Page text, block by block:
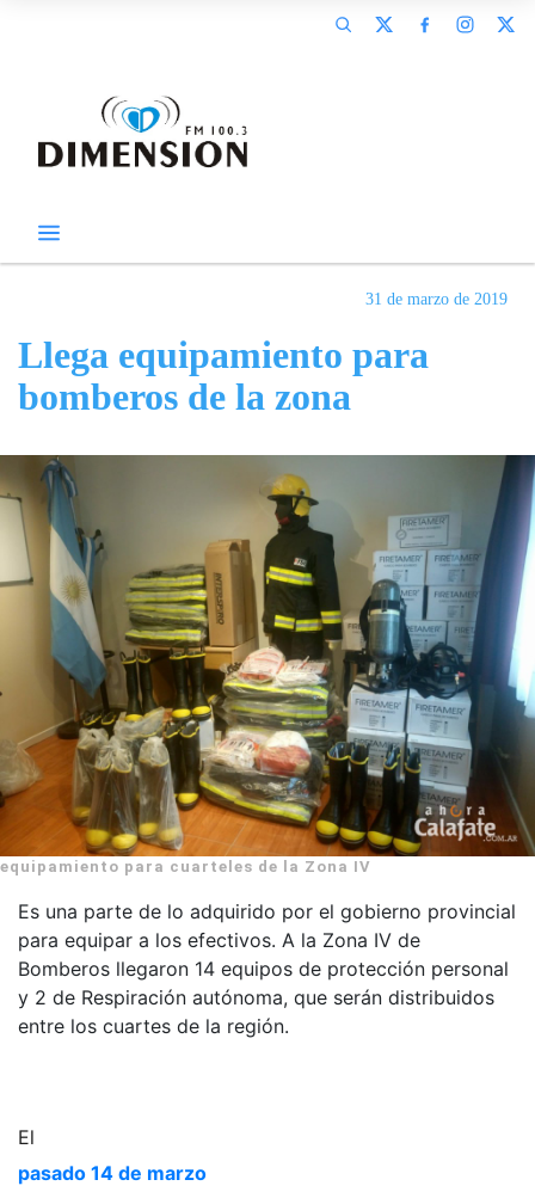
31 de marzo de 2019
Llega equipamiento para
bomberos de la zona
equipamiento para cuarteles de la Zona IV
Es una parte de lo adquirido por el gobierno provincial
para equipar a los efectivos. A la Zona IV de
Bomberos llegaron 14 equipos de protección personal
y 2 de Respiración autónoma, que serán distribuidos
entre los cuartes de la región.
El
pasado 14 de marzo